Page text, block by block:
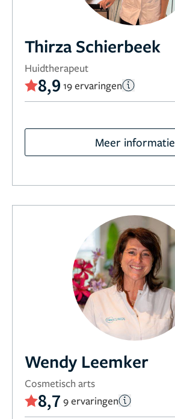
Thirza Schierbeek
Huidtherapeut
8,9 19 ervaringen
Meer informatie
Wendy Leemker
Cosmetisch arts
8,7 9 ervaringen